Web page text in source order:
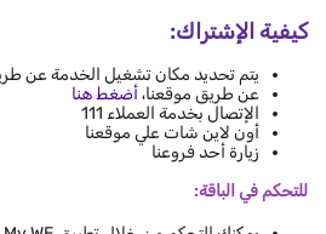
كيفية الإشتراك:
يتم تحديد مكان تشغيل الخدمة عن
عن طريق موقعنا،أضغط هنا
الإتصال بخدمة العملاء 111
أون لاين شات علي موقعنا
زيارة أحد فروعنا
للتحكم في الباقة: